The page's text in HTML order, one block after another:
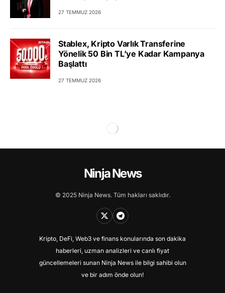
27 TEMMUZ 2026
Stablex, Kripto Varlık Transferine
Yönelik 50 Bin TL’ye Kadar Kampanya
Başlattı
27 TEMMUZ 2026
Ninja News
© 2025 Ninja News. Tüm hakları saklıdır.
Kripto, DeFi, Web3 ve finans konularında son dakika
haberleri, uzman analizleri ve canlı fiyat
güncellemeleri sunan Ninja News ile bilgi sahibi olun
ve bir adım önde olun!